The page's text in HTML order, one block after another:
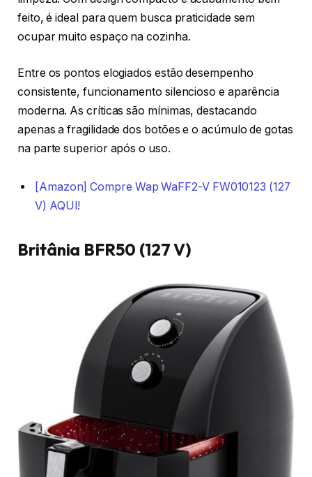
feito, é ideal para quem busca praticidade sem
ocupar muito espaço na cozinha.
Entre os pontos elogiados estão desempenho
consistente, funcionamento silencioso e aparência
moderna. As críticas são mínimas, destacando
apenas a fragilidade dos botões e o acúmulo de gotas
na parte superior após o uso.
[Amazon] Compre Wap WaFF2-V FW010123 (127
V) AQUI!
Britânia BFR50 (127 V)